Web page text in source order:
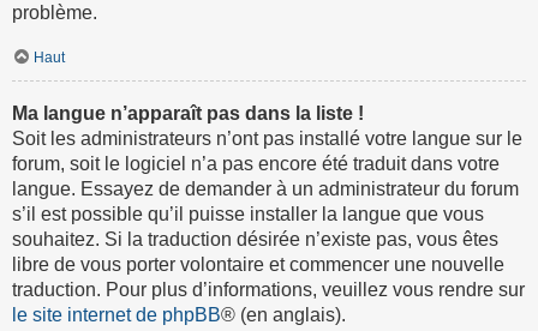
problème.
Haut
Ma langue n’apparaît pas dans la liste !
Soit les administrateurs n’ont pas installé votre langue sur le
forum, soit le logiciel n’a pas encore été traduit dans votre
langue. Essayez de demander à un administrateur du forum
s’il est possible qu’il puisse installer la langue que vous
souhaitez. Si la traduction désirée n’existe pas, vous êtes
libre de vous porter volontaire et commencer une nouvelle
traduction. Pour plus d’informations, veuillez vous rendre sur
le site internet de phpBB® (en anglais).